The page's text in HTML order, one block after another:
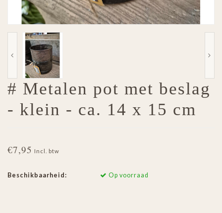
# Metalen pot met beslag
- klein - ca. 14 x 15 cm
€7,95 Incl. btw
Beschikbaarheid: Op voorraad